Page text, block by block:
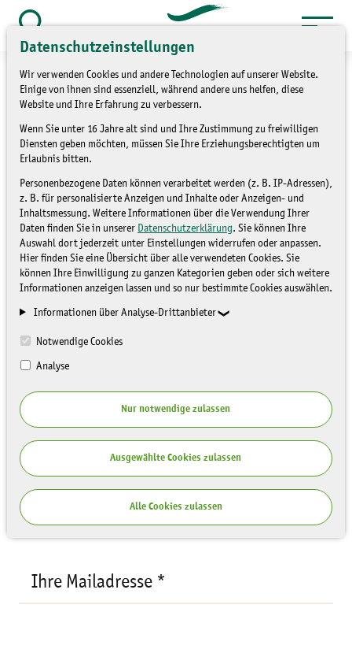
Datenschutzeinstellungen
Wir verwenden Cookies und andere Technologien auf unserer Website.
Einige von ihnen sind essenziell, während andere uns helfen, diese
Website und Ihre Erfahrung zu verbessern.
Wenn Sie unter 16 Jahre alt sind und Ihre Zustimmung zu freiwilligen
Diensten geben möchten, müssen Sie Ihre Erziehungsberechtigten um
Erlaubnis bitten.
Personenbezogene Daten können verarbeitet werden (z. B. IP-Adressen),
z. B. für personalisierte Anzeigen und Inhalte oder Anzeigen- und
Inhaltsmessung. Weitere Informationen über die Verwendung Ihrer
Daten finden Sie in unserer Datenschutzerklärung. Sie können Ihre
Auswahl dort jederzeit unter Einstellungen widerrufen oder anpassen.
Hier finden Sie eine Übersicht über alle verwendeten Cookies. Sie
können Ihre Einwilligung zu ganzen Kategorien geben oder sich weitere
Informationen anzeigen lassen und so nur bestimmte Cookies auswählen.
Informationen über Analyse-Drittanbieter
Notwendige Cookies
Analyse
Nur notwendige zulassen
Ausgewählte Cookies zulassen
Alle Cookies zulassen
Zum
springen
Suche
öffnen
Service » Kontakt » Kontaktformular
Kontaktformular
Mit Sternchen (*) gekennzeichnete Eingabefelder müssen
ausgefüllt werden.
Ihre Anfrage
Empfänger:René Hermann
Ihre Mailadresse *
Mailadresse
*